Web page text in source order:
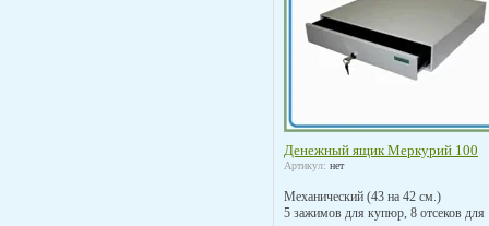
Денежный ящик Меркурий 100
Артикул: нет
Механический (43 на 42 см.)
5 зажимов для купюр, 8 отсеков для